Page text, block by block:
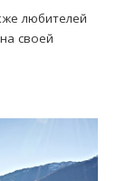
любителей
своей